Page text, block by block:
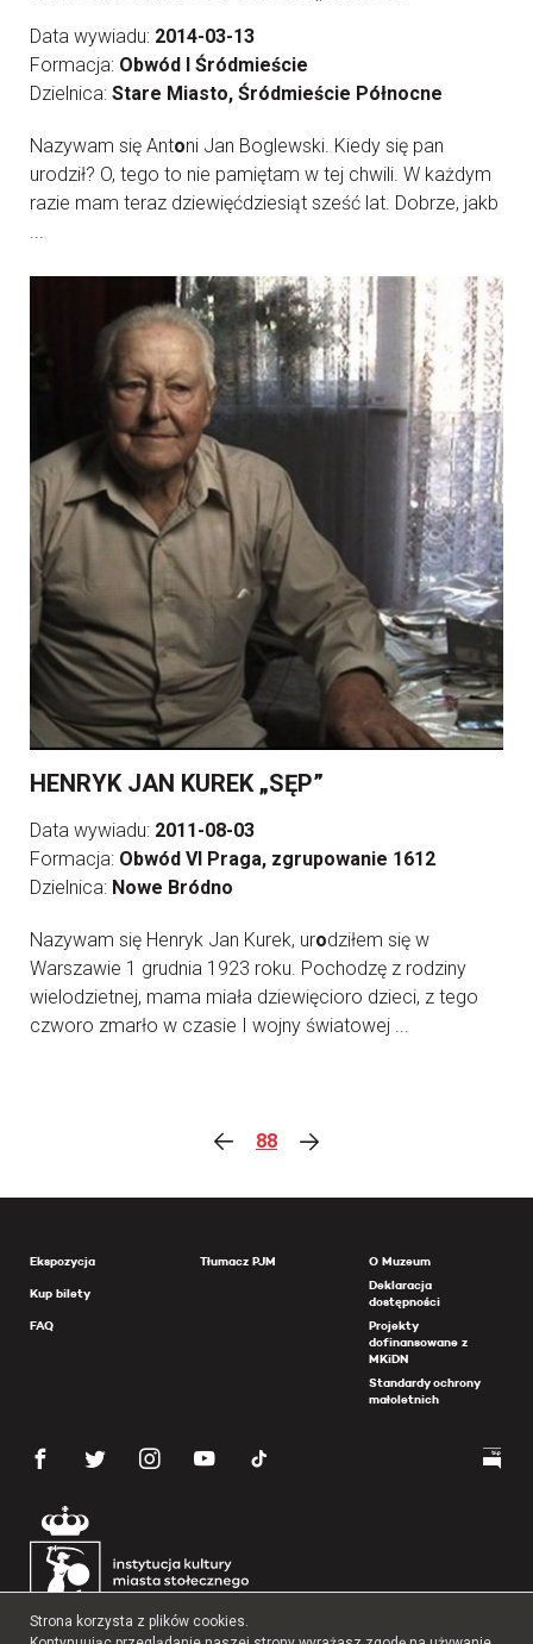
Data wywiadu: 2014-03-13
Formacja: Obwód I Śródmieście
Dzielnica: Stare Miasto, Śródmieście Północne
Nazywam się Antoni Jan Boglewski. Kiedy się pan
urodził? O, tego to nie pamiętam w tej chwili. W każdym
razie mam teraz dziewięćdziesiąt sześć lat. Dobrze, jakb
...
HENRYK JAN KUREK „SĘP”
Data wywiadu: 2011-08-03
Formacja: Obwód VI Praga, zgrupowanie 1612
Dzielnica: Nowe Bródno
Nazywam się Henryk Jan Kurek, urodziłem się w
Warszawie 1 grudnia 1923 roku. Pochodzę z rodziny
wielodzietnej, mama miała dziewięcioro dzieci, z tego
czworo zmarło w czasie I wojny światowej ...
88
Ekspozycja
Kup bilety
FAQ
Tłumacz PJM
O Muzeum
Deklaracja
dostępności
Projekty
dofinansowane z
MKiDN
Standardy ochrony
małoletnich
Strona korzysta z plików cookies.